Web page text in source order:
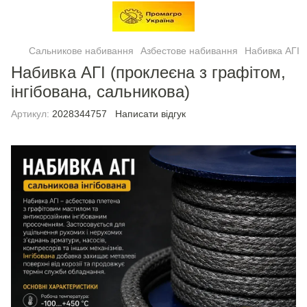
Сальникове набивання Азбестове набивання Набивка АГІ
Набивка АГІ (проклеєна з графітом,
інгібована, сальникова)
Артикул: 2028344757 Написати відгук